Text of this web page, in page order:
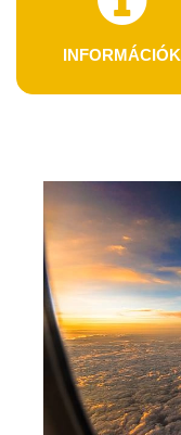
INFORMÁCIÓK